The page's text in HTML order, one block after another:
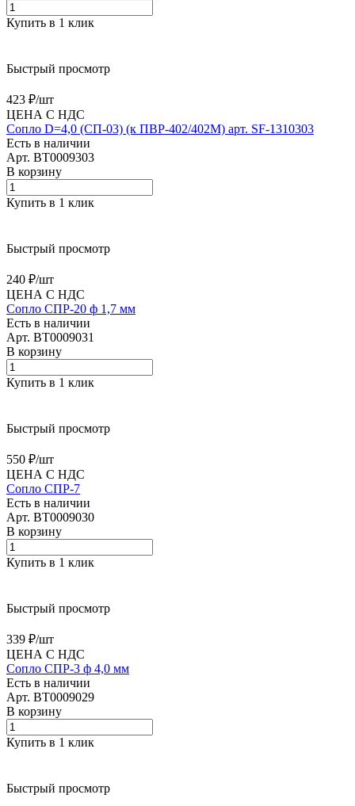
Купить в 1 клик
Быстрый просмотр
423 ₽/шт
ЦЕНА С НДС
Сопло D=4,0 (СП-03) (к ПВР-402/402М) арт. SF-1310303
Есть в наличии
Арт. BT0009303
В корзину
Купить в 1 клик
Быстрый просмотр
240 ₽/шт
ЦЕНА С НДС
Сопло СПР-20 ф 1,7 мм
Есть в наличии
Арт. BT0009031
В корзину
Купить в 1 клик
Быстрый просмотр
550 ₽/шт
ЦЕНА С НДС
Сопло СПР-7
Есть в наличии
Арт. BT0009030
В корзину
Купить в 1 клик
Быстрый просмотр
339 ₽/шт
ЦЕНА С НДС
Сопло СПР-3 ф 4,0 мм
Есть в наличии
Арт. BT0009029
В корзину
Купить в 1 клик
Быстрый просмотр